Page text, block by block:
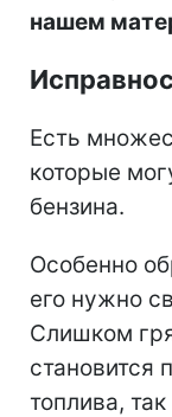
нашем
Есть
которые
бензина.
Особенно
его нужно
Слишком
становится
топлива,